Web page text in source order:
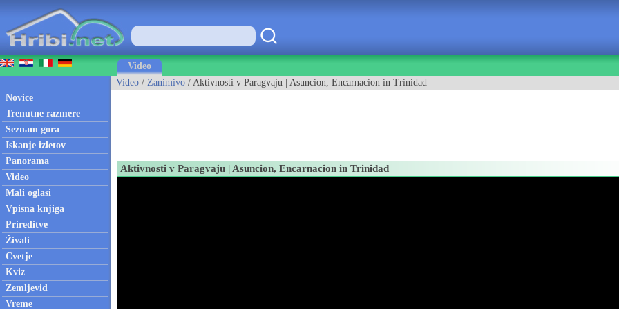
Video
Novice
Trenutne razmere
Seznam gora
Iskanje izletov
Panorama
Video
Mali oglasi
Vpisna knjiga
Prireditve
Živali
Cvetje
Kviz
Zemljevid
Vreme
Video / Zanimivo / Aktivnosti v Paragvaju | Asuncion, Encarnacion in Trinidad
Aktivnosti v Paragvaju | Asuncion, Encarnacion in Trinidad